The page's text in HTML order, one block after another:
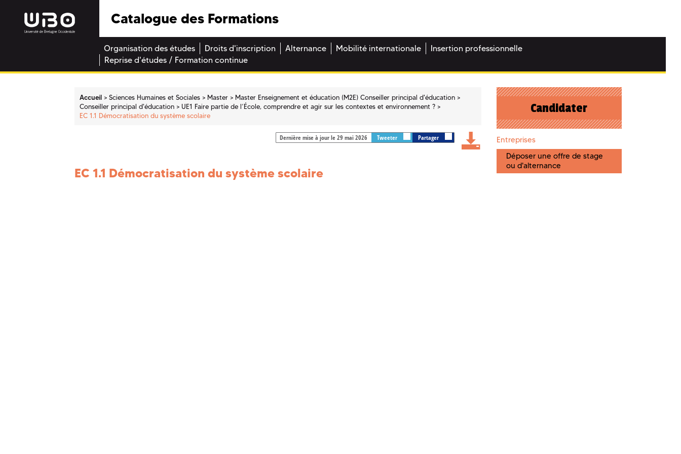
Catalogue des Formations
Organisation des études Droits d'inscription Alternance Mobilité internationale
Insertion professionnelle
Reprise d'études / Formation continue
Accueil Sciences Humaines et Sociales Master
Master Enseignement et éducation (M2E) Conseiller principal d'éducation
Conseiller principal d'éducation
UE1 Faire partie de l’École, comprendre et agir sur les contextes et environnement ?
EC 1.1 Démocratisation du système scolaire
Dernière mise à jour le 29 mai 2026 Tweeter Partager
EC 1.1 Démocratisation du système scolaire
Candidater
Entreprises
Déposer une offre de stage
ou d'alternance